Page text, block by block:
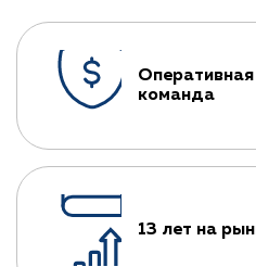
команда
13 лет на